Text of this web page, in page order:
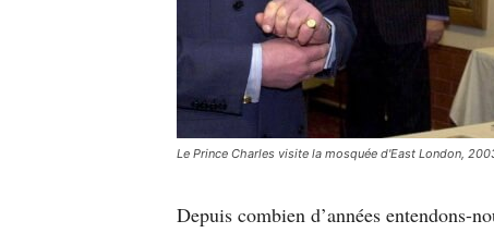
Le Prince Charles visite la mosquée d'East London,
Depuis combien d’années entendons-